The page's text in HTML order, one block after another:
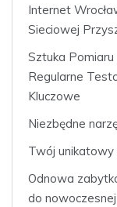
Internet
Sieciowej
Sztuka Pomiaru
Regularne
Kluczowe
Niezbędne
Twój unikatowy
Odnowa
do nowoczesnej